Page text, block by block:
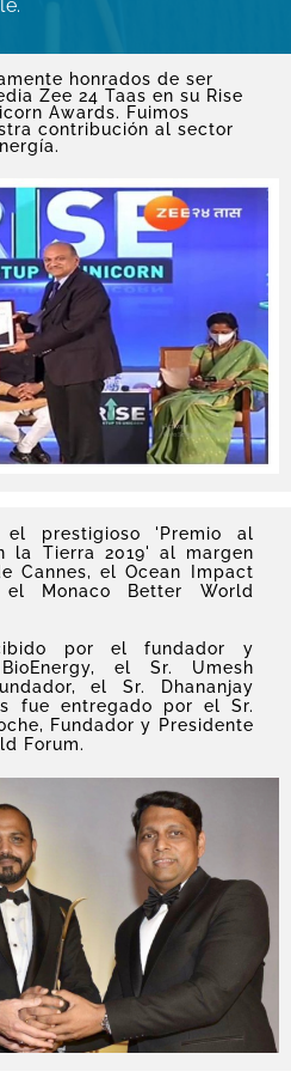
honrados de ser
Zee 24 Taas en su Rise
Awards. Fuimos
contribución al sector
el prestigioso 'Premio al
la Tierra 2019' al margen
Cannes, el Ocean Impact
Monaco Better World
por el fundador y
el Sr. Umesh
el Sr. Dhananjay
fue entregado por el Sr.
Fundador y Presidente
Forum.